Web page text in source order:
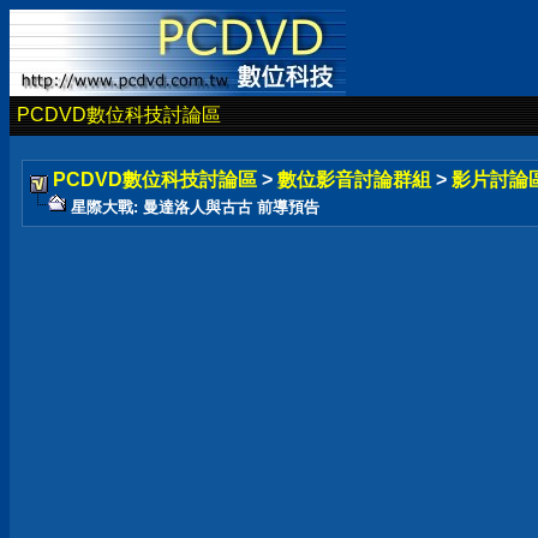
PCDVD數位科技討論區
PCDVD數位科技討論區 > 數位影音討論群組 > 影片討論
星際大戰: 曼達洛人與古古 前導預告